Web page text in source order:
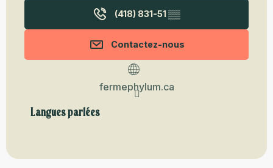
(418) 831-51▒▒
Contactez-nous
fermephylum.ca
Langues parlées
Langues parlées